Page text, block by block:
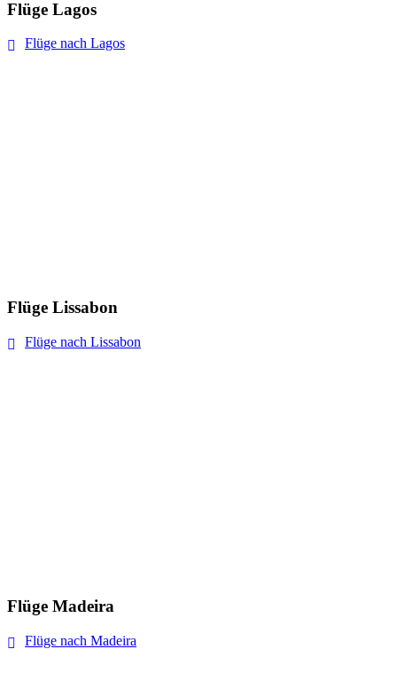
Flüge Lagos
Flüge nach Lagos
Flüge Lissabon
Flüge nach Lissabon
Flüge Madeira
Flüge nach Madeira